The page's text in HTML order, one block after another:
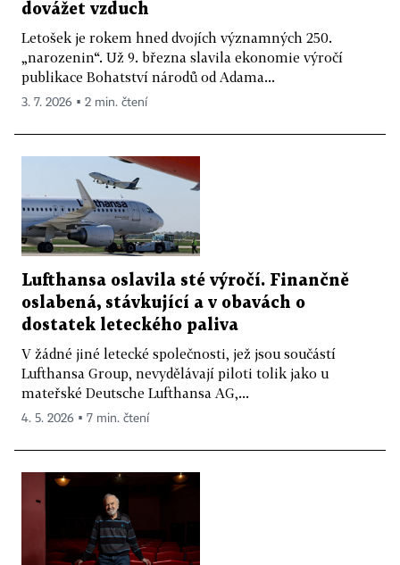
dovážet vzduch
Letošek je rokem hned dvojích významných 250.
„narozenin“. Už 9. března slavila ekonomie výročí
publikace Bohatství národů od Adama...
3. 7. 2026 ▪ 2 min. čtení
Lufthansa oslavila sté výročí. Finančně
oslabená, stávkující a v obavách o
dostatek leteckého paliva
V žádné jiné letecké společnosti, jež jsou součástí
Lufthansa Group, nevydělávají piloti tolik jako u
mateřské Deutsche Lufthansa AG,...
4. 5. 2026 ▪ 7 min. čtení